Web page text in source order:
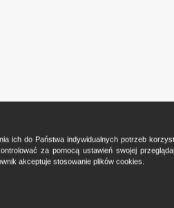
ich do Państwa indywidualnych potrzeb
za pomocą ustawień swojej
akceptuje stosowanie plików cookies.